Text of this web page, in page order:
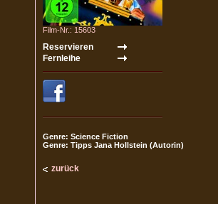
Film-Nr.: 15603
Genre: Science Fiction
Genre: Tipps Jana Hollstein (Autorin)
zurück